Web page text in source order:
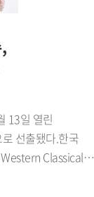
장 등 주요
국외대
떤 의미입니까?
교수님들을 만나
4학년 때 우리
학을
13일 열린
선출됐다.한국
Classical